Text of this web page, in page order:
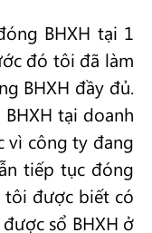
BHXH tại 1
đó tôi đã làm
BHXH đầy đủ.
tại doanh
vì công ty đang
tiếp tục đóng
tôi được biết có
sổ BHXH ở